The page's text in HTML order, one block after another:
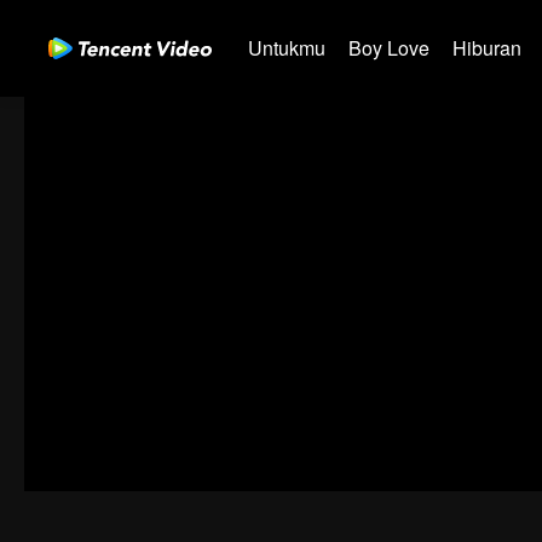
Untukmu Boy Love Hiburan